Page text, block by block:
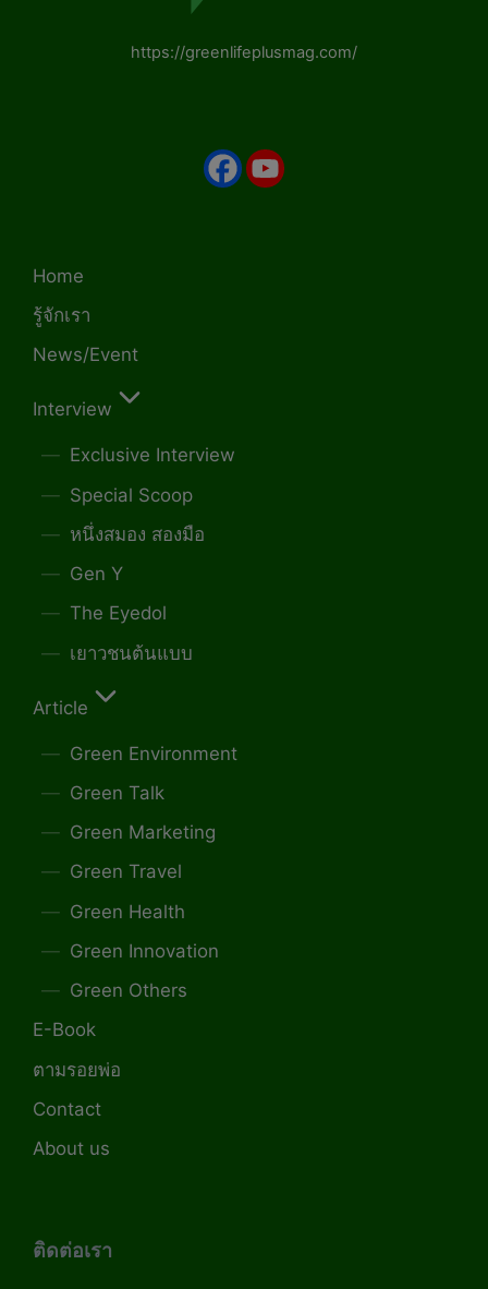
https://greenlifeplusmag.com/
Home
รู้จักเรา
News/Event
Interview
Exclusive Interview
Special Scoop
หนึ่งสมอง สองมือ
Gen Y
The Eyedol
เยาวชนต้นแบบ
Article
Green Environment
Green Talk
Green Marketing
Green Travel
Green Health
Green Innovation
Green Others
E-Book
ตามรอยพ่อ
Contact
About us
ติดต่อเรา